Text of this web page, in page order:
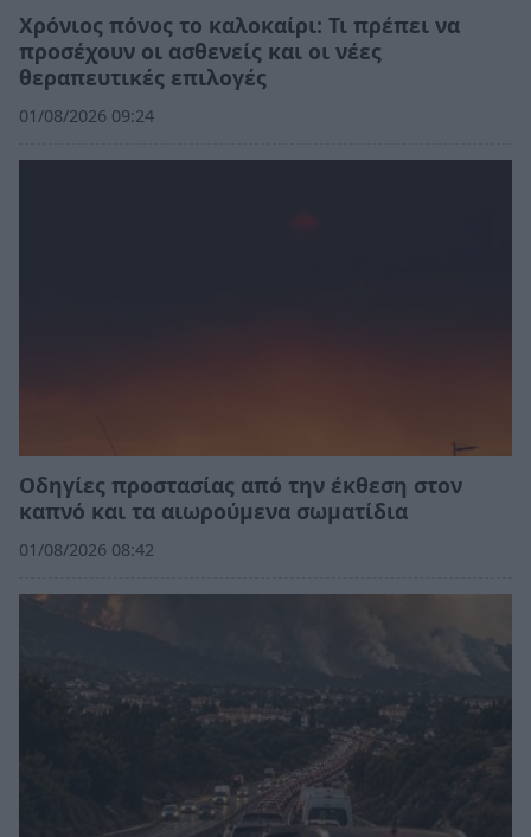
Χρόνιος πόνος το καλοκαίρι: Τι πρέπει να
προσέχουν οι ασθενείς και οι νέες
θεραπευτικές επιλογές
01/08/2026 09:24
Οδηγίες προστασίας από την έκθεση στον
καπνό και τα αιωρούμενα σωματίδια
01/08/2026 08:42